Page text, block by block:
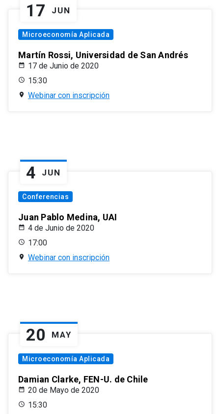
17 JUN
Microeconomía Aplicada
Martín Rossi, Universidad de San Andrés
17 de Junio de 2020
15:30
Webinar con inscripción
4 JUN
Conferencias
Juan Pablo Medina, UAI
4 de Junio de 2020
17:00
Webinar con inscripción
20 MAY
Microeconomía Aplicada
Damian Clarke, FEN-U. de Chile
20 de Mayo de 2020
15:30